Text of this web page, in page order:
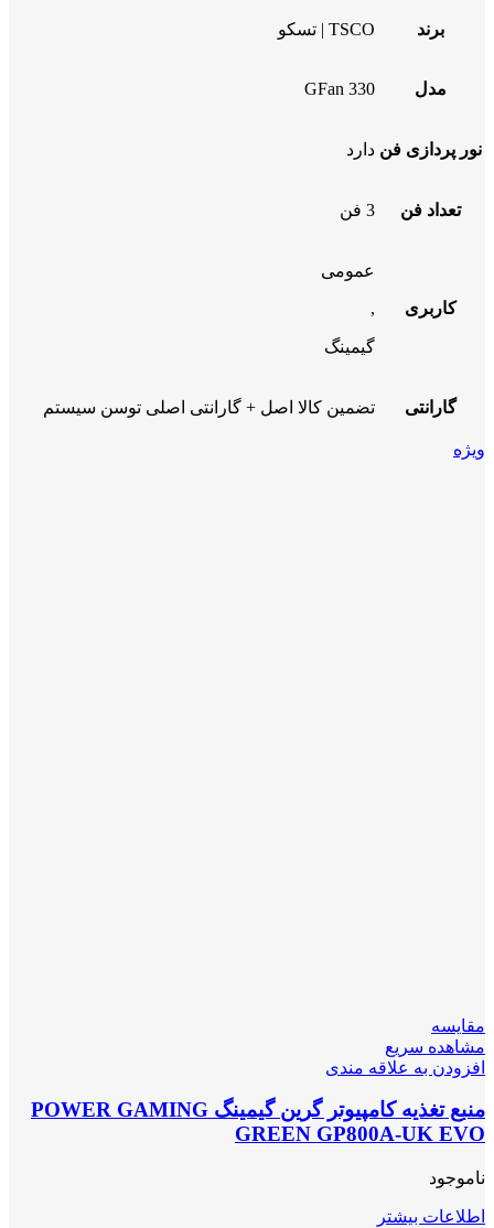
برند TSCO | تسکو
مدل GFan 330
نور پردازی فن دارد
تعداد فن 3 فن
کاربری
عمومی
,
گیمینگ
گارانتی تضمین کالا اصل + گارانتی اصلی توسن سیستم
ویژه
مقایسه
مشاهده سریع
افزودن به علاقه مندی
منبع تغذیه کامپیوتر گرین گیمینگ POWER GAMING
GREEN GP800A-UK EVO
ناموجود
اطلاعات بیشتر